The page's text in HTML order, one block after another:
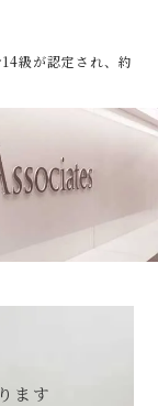
級が認定され、約
ます